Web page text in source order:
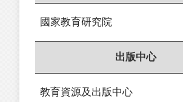
國家教育研究院
出版中心
教育資源及出版中心